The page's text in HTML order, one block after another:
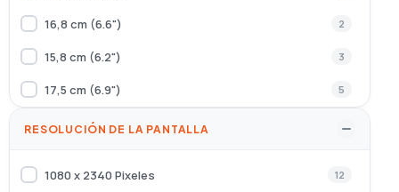
GIGASET
Hama 7
16,8 cm (6.6") 2
15,8 cm (6.2") 3
17,5 cm (6.9") 5
17,2 cm (6.78")
RESOLUCIÓN DE LA PANTALLA
1080 x 2340 Pixeles 12